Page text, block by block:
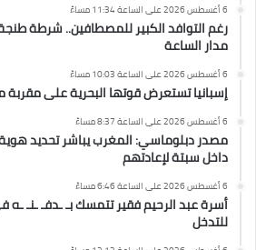
6 أغسطس 2026 على الساعة 11:34 مساءً
رغم التوافد الكبير للمصطافين.. شرطة
مدار الساعة
6 أغسطس 2026 على الساعة 10:03 مساءً
إسبانيا تستعرض قوتها البحرية على مقربة
6 أغسطس 2026 على الساعة 8:37 مساءً
مصدر دبلوماسي: المغرب يباشر تحديد
داخل سبتة لإعادتهم
6 أغسطس 2026 على الساعة 6:46 مساءً
أسرة عبد الرحيم فقير تتمسك بـ ـدفـ ـنـ
للتدخل